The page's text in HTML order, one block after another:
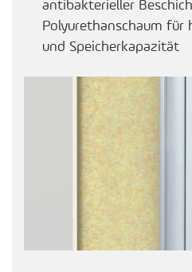
antibakterieller
Polyurethanschaum für
und Speicherkapazität